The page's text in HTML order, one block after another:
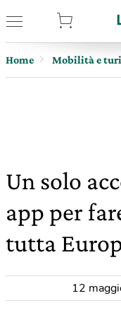
Home Mobilità e
Un solo
app per
tutta
12